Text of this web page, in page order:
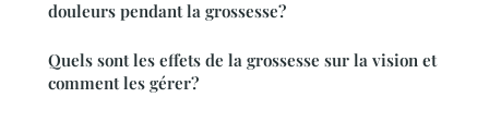
douleurs pendant la grossesse?
Quels sont les effets de la grossesse sur la vision et
comment les gérer?